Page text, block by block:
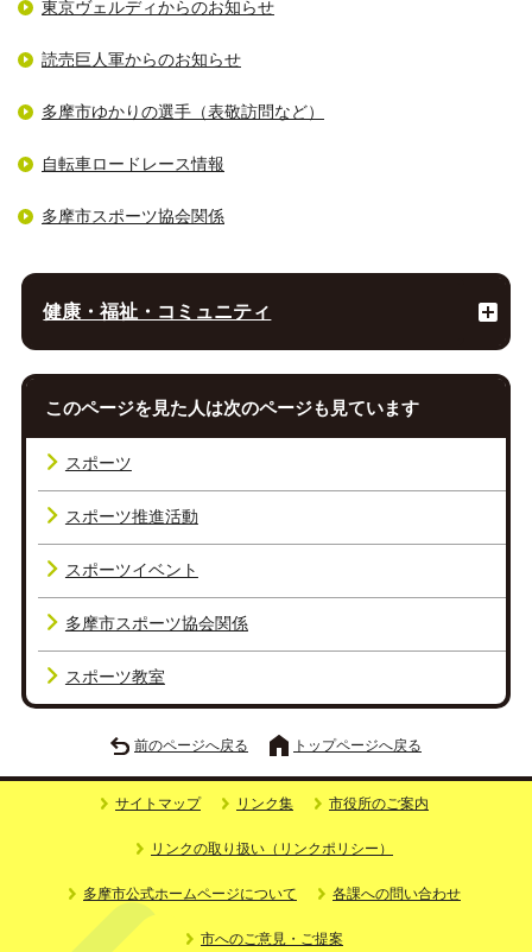
東京ヴェルディからのお知らせ
読売巨人軍からのお知らせ
多摩市ゆかりの選手（表敬訪問など）
自転車ロードレース情報
多摩市スポーツ協会関係
健康・福祉・コミュニティ
このページを見た人は次のページも見ています
スポーツ
スポーツ推進活動
スポーツイベント
多摩市スポーツ協会関係
スポーツ教室
前のページへ戻る トップページへ戻る
サイトマップ リンク集 市役所のご案内
リンクの取り扱い（リンクポリシー）
多摩市公式ホームページについて 各課への問い合わせ
市へのご意見・ご提案